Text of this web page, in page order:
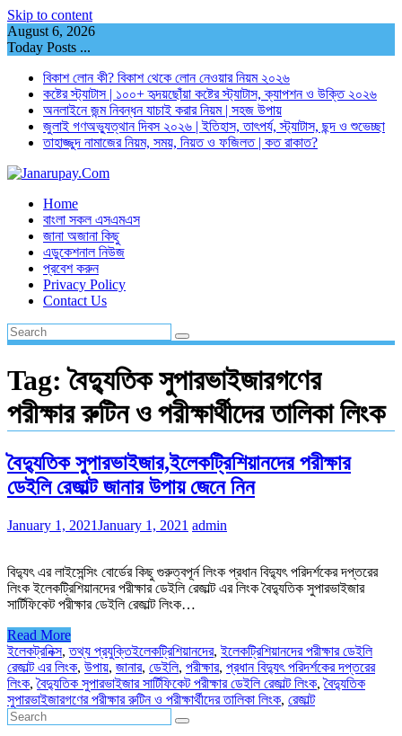
Skip to content
August 6, 2026
Today Posts ...
বিকাশ লোন কী? বিকাশ থেকে লোন নেওয়ার নিয়ম ২০২৬
কষ্টের স্ট্যাটাস | ১০০+ হৃদয়ছোঁয়া কষ্টের স্ট্যাটাস, ক্যাপশন ও উক্তি ২০২৬
অনলাইনে জন্ম নিবন্ধন যাচাই করার নিয়ম | সহজ উপায়
জুলাই গণঅভ্যুত্থান দিবস ২০২৬ | ইতিহাস, তাৎপর্য, স্ট্যাটাস, ছন্দ ও শুভেচ্ছা
তাহাজ্জুদ নামাজের নিয়ম, সময়, নিয়ত ও ফজিলত | কত রাকাত?
Home
বাংলা সকল এসএমএস
জানা অজানা কিছু
এডুকেশনাল নিউজ
প্রবেশ করুন
Privacy Policy
Contact Us
Tag:বৈদ্যুতিক সুপারভাইজারগণের
পরীক্ষার রুটিন ও পরীক্ষার্থীদের তালিকা লিংক
বৈদ্যুতিক সুপারভাইজার,ইলেকট্রিশিয়ানদের পরীক্ষার
ডেইলি রেজাল্ট জানার উপায় জেনে নিন
January 1, 2021January 1, 2021 admin
বিদ্যুৎ এর লাইসেন্সিং বোর্ডের কিছু গুরুত্বপূর্ন লিংক প্রধান বিদ্যুৎ পরিদর্শকের দপ্তরের
লিংক ইলেকট্রিশিয়ানদের পরীক্ষার ডেইলি রেজাল্ট এর লিংক বৈদ্যুতিক সুপারভাইজার
সার্টিফিকেট পরীক্ষার ডেইলি রেজাল্ট লিংক…
Read More
ইলেকট্রনিক্স,তথ্য প্রযুক্তিইলেকট্রিশিয়ানদের,ইলেকট্রিশিয়ানদের পরীক্ষার ডেইলি
রেজাল্ট এর লিংক, উপায়, জানার, ডেইলি, পরীক্ষার, প্রধান বিদ্যুৎ পরিদর্শকের দপ্তরের
লিংক,বৈদ্যুতিক সুপারভাইজার সার্টিফিকেট পরীক্ষার ডেইলি রেজাল্ট লিংক,বৈদ্যুতিক
সুপারভাইজারগণের পরীক্ষার রুটিন ও পরীক্ষার্থীদের তালিকা লিংক, রেজাল্ট